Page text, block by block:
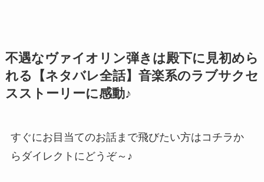
不遇なヴァイオリン弾きは殿下に見初めら
れる【ネタバレ全話】音楽系のラブサクセ
スストーリーに感動♪
すぐにお目当てのお話まで飛びたい方はコチラか
らダイレクトにどうぞ～♪